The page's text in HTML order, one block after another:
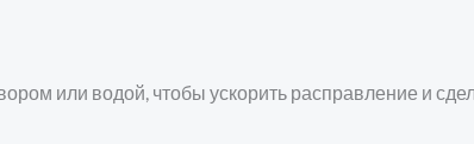
или водой, чтобы ускорить расправление и